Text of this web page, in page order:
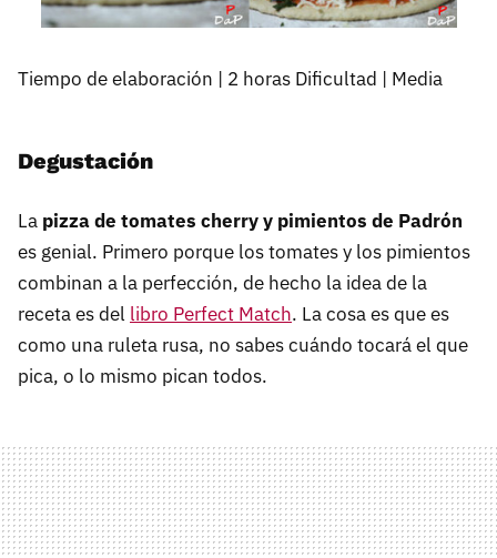
Tiempo de elaboración | 2 horas Dificultad | Media
Degustación
La pizza de tomates cherry y pimientos de Padrón
es genial. Primero porque los tomates y los pimientos
combinan a la perfección, de hecho la idea de la
receta es del libro Perfect Match. La cosa es que es
como una ruleta rusa, no sabes cuándo tocará el que
pica, o lo mismo pican todos.